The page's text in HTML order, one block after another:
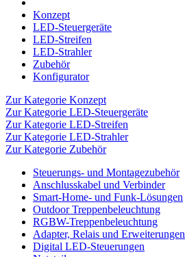
Konzept
LED-Steuergeräte
LED-Streifen
LED-Strahler
Zubehör
Konfigurator
Zur Kategorie Konzept
Zur Kategorie LED-Steuergeräte
Zur Kategorie LED-Streifen
Zur Kategorie LED-Strahler
Zur Kategorie Zubehör
Steuerungs- und Montagezubehör
Anschlusskabel und Verbinder
Smart-Home- und Funk-Lösungen
Outdoor Treppenbeleuchtung
RGBW-Treppenbeleuchtung
Adapter, Relais und Erweiterungen
Digital LED-Steuerungen